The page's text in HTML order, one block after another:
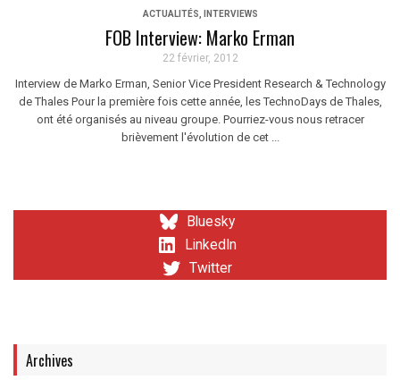
ACTUALITÉS INTERVIEWS
FOB Interview: Marko Erman
22 février, 2012
Interview de Marko Erman, Senior Vice President Research & Technology
de Thales Pour la première fois cette année, les TechnoDays de Thales,
ont été organisés au niveau groupe. Pourriez-vous nous retracer
brièvement l'évolution de cet ...
Bluesky
LinkedIn
Twitter
Archives